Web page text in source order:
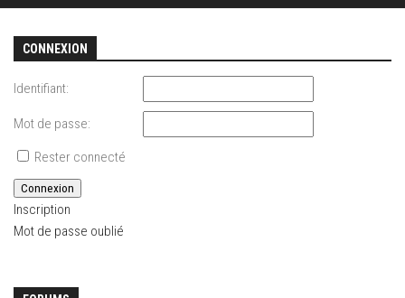
CONNEXION
Identifiant:
Mot de passe:
Rester connecté
Connexion
Inscription
Mot de passe oublié